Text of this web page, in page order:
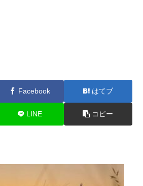
Facebook はてブ
LINE コピー